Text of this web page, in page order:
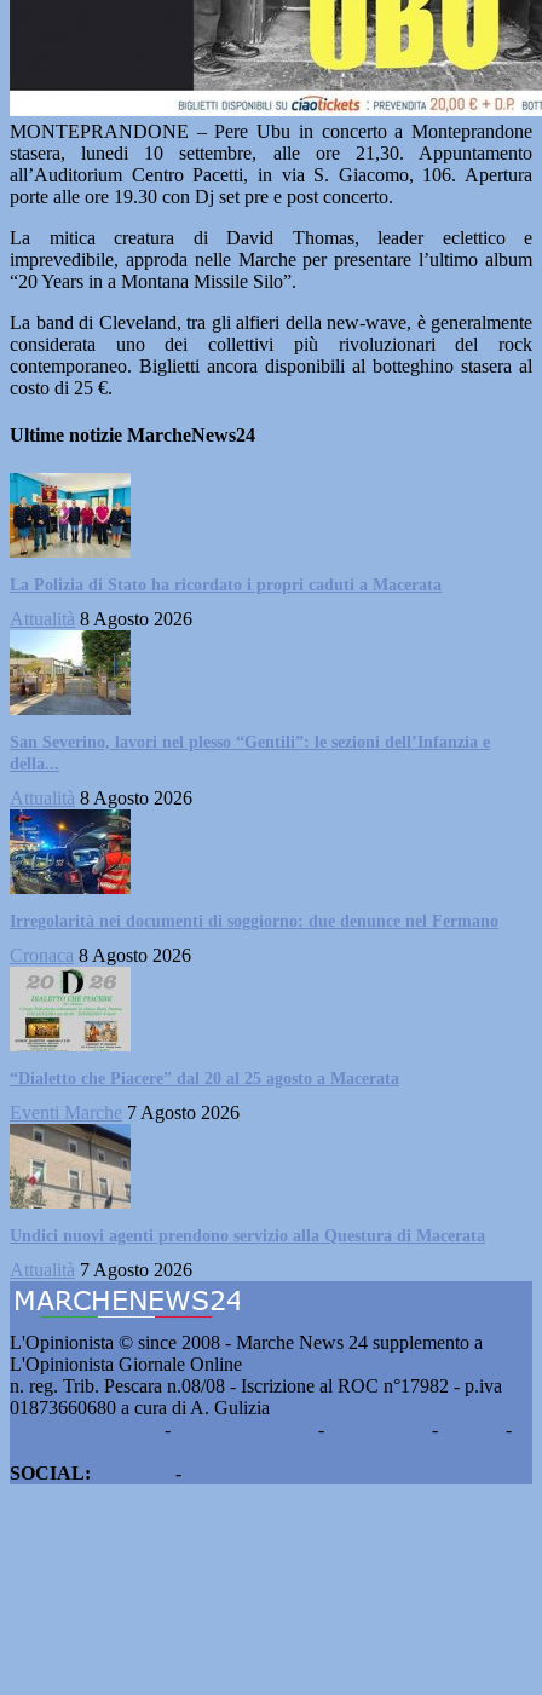
MONTEPRANDONE – Pere Ubu in concerto a Monteprandone
stasera, lunedi 10 settembre, alle ore 21,30. Appuntamento
all’Auditorium Centro Pacetti, in via S. Giacomo, 106. Apertura
porte alle ore 19.30 con Dj set pre e post concerto.
La mitica creatura di David Thomas, leader eclettico e
imprevedibile, approda nelle Marche per presentare l’ultimo album
“20 Years in a Montana Missile Silo”.
La band di Cleveland, tra gli alfieri della new-wave, è generalmente
considerata uno dei collettivi più rivoluzionari del rock
contemporaneo. Biglietti ancora disponibili al botteghino stasera al
costo di 25 €.
Ultime notizie MarcheNews24
La Polizia di Stato ha ricordato i propri caduti a Macerata
Attualità 8 Agosto 2026
San Severino, lavori nel plesso “Gentili”: le sezioni dell’Infanzia e
della...
Attualità 8 Agosto 2026
Irregolarità nei documenti di soggiorno: due denunce nel Fermano
Cronaca 8 Agosto 2026
“Dialetto che Piacere” dal 20 al 25 agosto a Macerata
Eventi Marche 7 Agosto 2026
Undici nuovi agenti prendono servizio alla Questura di Macerata
Attualità 7 Agosto 2026
L'Opinionista © since 2008 - Marche News 24 supplemento a
L'Opinionista Giornale Online
n. reg. Trib. Pescara n.08/08 - Iscrizione al ROC n°17982 - p.iva
01873660680 a cura di A. Gulizia
- - -
-
SOCIAL:
-